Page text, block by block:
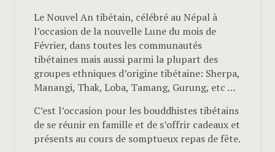
Le Nouvel An tibétain, célébré au Népal à
l’occasion de la nouvelle Lune du mois de
Février, dans toutes les communautés
tibétaines mais aussi parmi la plupart des
groupes ethniques d’origine tibétaine: Sherpa,
Manangi, Thak, Loba, Tamang, Gurung, etc …
C’est l’occasion pour les bouddhistes tibétains
de se réunir en famille et de s’offrir cadeaux et
présents au cours de somptueux repas de fête.